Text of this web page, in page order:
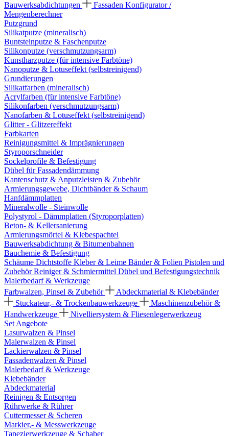
Bauwerksabdichtungen
Fassaden Konfigurator /
Mengenberechner
Putzgrund
Silikatputze (mineralisch)
Buntsteinputze & Faschenputze
Silikonputze (verschmutzungsarm)
Kunstharzputze (für intensive Farbtöne)
Nanoputze & Lotuseffekt (selbstreinigend)
Grundierungen
Silikatfarben (mineralisch)
Acrylfarben (für intensive Farbtöne)
Silikonfarben (verschmutzungsarm)
Nanofarben & Lotuseffekt (selbstreinigend)
Glitter - Glitzereffekt
Farbkarten
Reinigungsmittel & Imprägnierungen
Styroporschneider
Sockelprofile & Befestigung
Dübel für Fassadendämmung
Kantenschutz & Anputzleisten & Zubehör
Armierungsgewebe, Dichtbänder & Schaum
Hanfdämmplatten
Mineralwolle - Steinwolle
Polystyrol - Dämmplatten (Styroporplatten)
Beton- & Kellersanierung
Armierungsmörtel & Klebespachtel
Bauwerksabdichtung & Bitumenbahnen
Bauchemie & Befestigung
Schäume Dichtstoffe Kleber & Leime Bänder & Folien Pistolen und
ZubehörReiniger & Schmiermittel Dübel und Befestigungstechnik
Malerbedarf & Werkzeuge
Farbwalzen, Pinsel & Zubehör
Abdeckmaterial & Klebebänder
Stuckateur,- & Trockenbauwerkzeuge
Maschinenzubehör &
Handwerkzeuge
Nivelliersystem & Fliesenlegerwerkzeug
Set Angebote
Lasurwalzen & Pinsel
Malerwalzen & Pinsel
Lackierwalzen & Pinsel
Fassadenwalzen & Pinsel
Malerbedarf & Werkzeuge
Klebebänder
Abdeckmaterial
Reinigen & Entsorgen
Rührwerke & Rührer
Cuttermesser & Scheren
Markier,- & Messwerkzeuge
Tapezierwerkzeuge & Schaber